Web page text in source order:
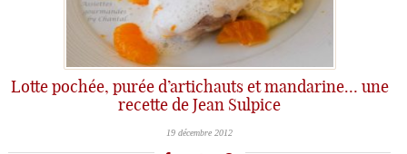
Lotte pochée, purée d’artichauts et mandarine… une
recette de Jean Sulpice
19 décembre 2012